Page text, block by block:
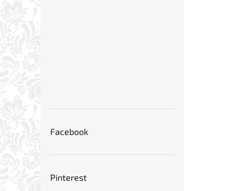
Facebook
Pinterest